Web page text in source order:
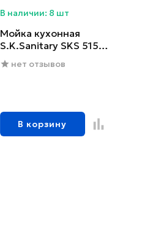
В наличии: 8 шт
Мойка кухонная
S.K.Sanitary SKS 5151
GRAFIT с сифоном
нет отзывов
В корзину